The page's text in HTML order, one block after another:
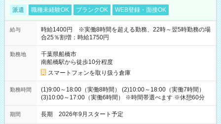
派遣 職種未経験OK ブランクOK WEB登録・面接OK
給与
時給1400円 ※実働8時間を超える勤務、22時～翌5時勤務の場
合25％割増：時給1750円
勤務地
千葉県船橋市
南船橋駅から徒歩10分程度
スマートフォンを取り扱う倉庫
勤務時間
(1)9:00～18:00（実働8時間） (2)10:00～18:00（実働7時間）
(3)10:00～17:00（実働6時間） ※時間帯選べます ※休憩60分
期間 長期 2026年9月スタート予定